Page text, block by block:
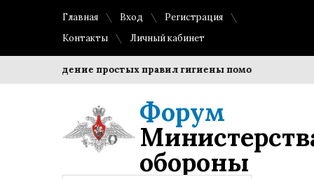
Главная Вход
Регистрация
Контакты
Личный кабинет
Соблюдение простых правил гигиены помогает
Форум
обороны